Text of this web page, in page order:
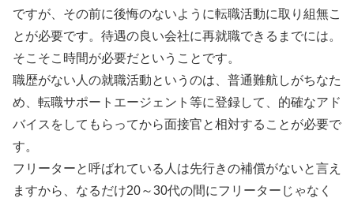
ですが、その前に後悔のないように転職活動に取り組無こ
とが必要です。待遇の良い会社に再就職できるまでには。
そこそこ時間が必要だということです。
職歴がない人の就職活動というのは、普通難航しがちなた
め、転職サポートエージェント等に登録して、的確なアド
バイスをしてもらってから面接官と相対することが必要で
す。
フリーターと呼ばれている人は先行きの補償がないと言え
ますから、なるだけ20～30代の間にフリーターじゃなく